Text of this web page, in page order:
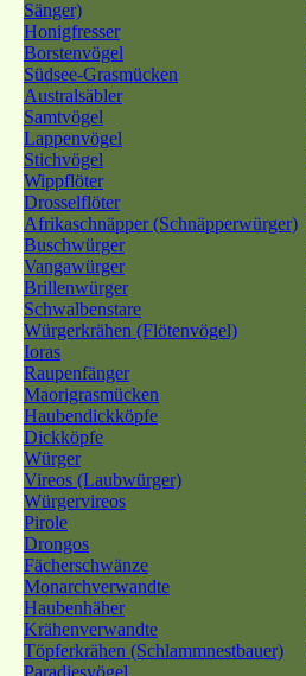
Sänger)
Honigfresser
Borstenvögel
Südsee-Grasmücken
Australsäbler
Samtvögel
Lappenvögel
Stichvögel
Wippflöter
Drosselflöter
Afrikaschnäpper (Schnäpperwürger)
Buschwürger
Vangawürger
Brillenwürger
Schwalbenstare
Würgerkrähen (Flötenvögel)
Ioras
Raupenfänger
Maorigrasmücken
Haubendickköpfe
Dickköpfe
Würger
Vireos (Laubwürger)
Würgervireos
Pirole
Drongos
Fächerschwänze
Monarchverwandte
Haubenhäher
Krähenverwandte
Töpferkrähen (Schlammnestbauer)
Paradiesvögel